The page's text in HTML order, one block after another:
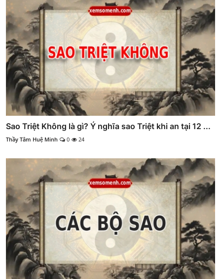
Sao Triệt Không là gì? Ý nghĩa sao Triệt khi an tại 12 ...
Thầy Tâm Huệ Minh 0 24